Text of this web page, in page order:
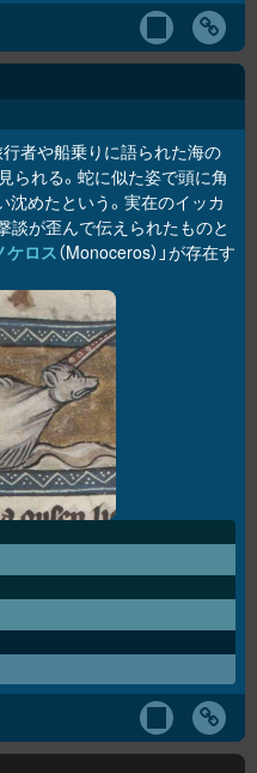
者や船乗りに語られた海の
られる。蛇に似た姿で頭に角
沈めたという。実在のイッカ
談が歪んで伝えられたものと
ケロス（Monoceros）」が存在す